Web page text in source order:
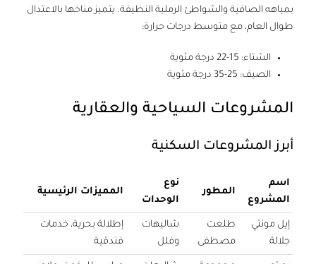
بمياهه الصافية والشواطئ الرملية النظيفة. يتميز مناخها بالاعتدال
طوال العام، مع متوسط درجات حرارة:
الشتاء: 15-22 درجة مئوية
الصيف: 25-35 درجة مئوية
المشروعات السياحية والعقارية
أبرز المشروعات السكنية
المشروع
المطور
الوحدات
المميزات الرئيسية
إيل مونتي
طلعت
مصطفى
شاليهات
وفلل
إطلالة بحرية، خدمات
فندقية